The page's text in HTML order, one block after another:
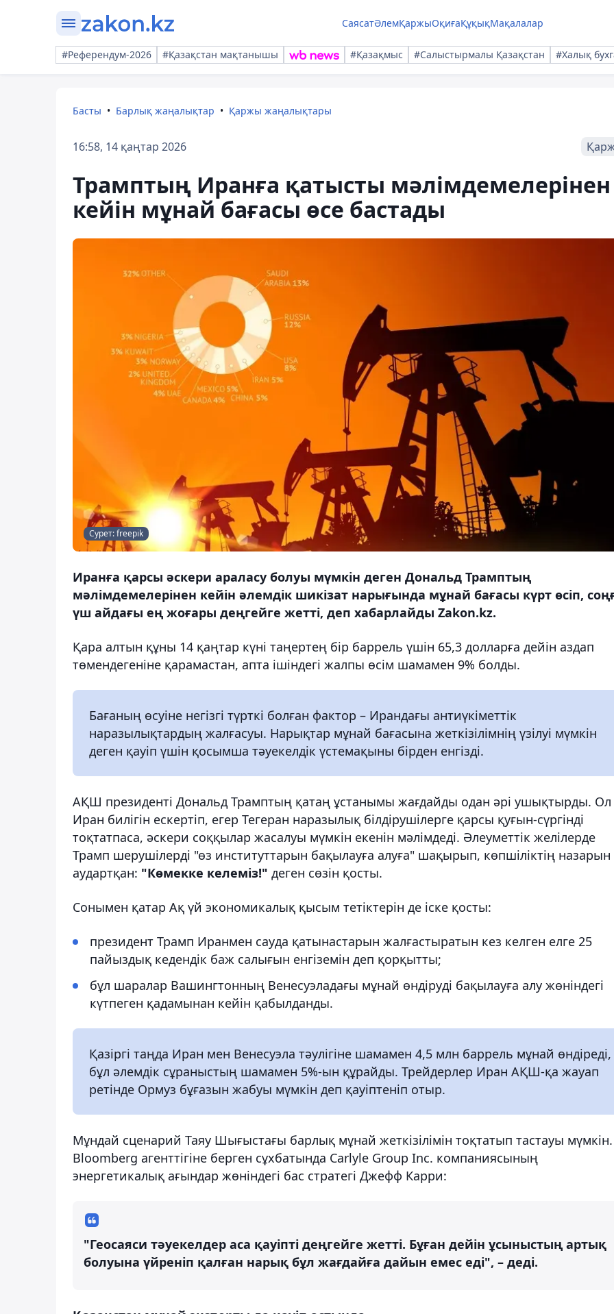
СаясатӘлемҚаржыОқиғаҚұқықМақалалар
#Референдум-2026 #Қазақстан мақтанышы #Қазақмыс #Салыстырмалы Қазақстан #Халық
Басты Барлық жаңалықтар Қаржы жаңалықтары
16:58, 14 қаңтар 2026
Трамптың Иранға қатысты мәлімдемелерінен
кейін мұнай бағасы өсе бастады
Сурет: freepik
Иранға қарсы әскери араласу болуы мүмкін деген Дональд Трамптың
мәлімдемелерінен кейін әлемдік шикізат нарығында мұнай бағасы күрт өсіп,
үш айдағы ең жоғары деңгейге жетті, деп хабарлайды Zakon.kz.
Қара алтын құны 14 қаңтар күні таңертең бір баррель үшін 65,3 долларға дейін аздап
төмендегеніне қарамастан, апта ішіндегі жалпы өсім шамамен 9% болды.
Бағаның өсуіне негізгі түрткі болған фактор – Ирандағы антиүкіметтік
наразылықтардың жалғасуы. Нарықтар мұнай бағасына жеткізілімнің үзілуі мүмкін
деген қауіп үшін қосымша тәуекелдік үстемақыны бірден енгізді.
АҚШ президенті Дональд Трамптың қатаң ұстанымы жағдайды одан әрі ушықтырды. Ол
Иран билігін ескертіп, егер Тегеран наразылық білдірушілерге қарсы қуғын-сүргінді
тоқтатпаса, әскери соққылар жасалуы мүмкін екенін мәлімдеді. Әлеуметтік желілерде
Трамп шерушілерді "өз институттарын бақылауға алуға" шақырып, көпшіліктің назарын
аудартқан: "Көмекке келеміз!" деген сөзін қосты.
Сонымен қатар Ақ үй экономикалық қысым тетіктерін де іске қосты:
президент Трамп Иранмен сауда қатынастарын жалғастыратын кез келген елге 25
пайыздық кедендік баж салығын енгіземін деп қорқытты;
бұл шаралар Вашингтонның Венесуэладағы мұнай өндіруді бақылауға алу жөніндегі
күтпеген қадамынан кейін қабылданды.
Қазіргі таңда Иран мен Венесуэла тәулігіне шамамен 4,5 млн баррель мұнай өндіреді,
бұл әлемдік сұраныстың шамамен 5%-ын құрайды. Трейдерлер Иран АҚШ-қа жауап
ретінде Ормуз бұғазын жабуы мүмкін деп қауіптеніп отыр.
Мұндай сценарий Таяу Шығыстағы барлық мұнай жеткізілімін тоқтатып тастауы мүмкін.
Bloomberg агенттігіне берген сұхбатында Carlyle Group Inc. компаниясының
энергетикалық ағындар жөніндегі бас стратегі Джефф Карри:
"Геосаяси тәуекелдер аса қауіпті деңгейге жетті. Бұған дейін ұсыныстың артық
болуына үйреніп қалған нарық бұл жағдайға дайын емес еді", – деді.